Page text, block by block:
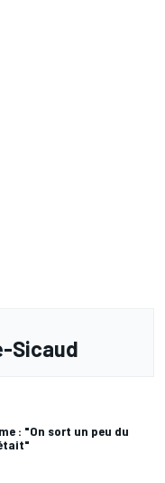
Sicaud
: "On sort un peu du